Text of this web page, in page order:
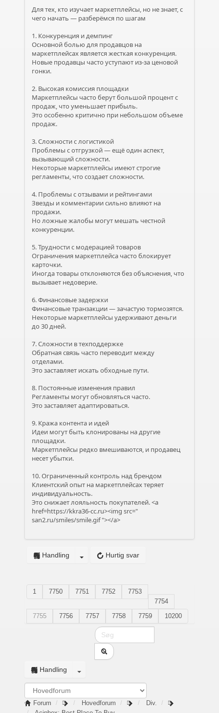
Для тех, кто изучает маркетплейсы, но не знает, с
чего начать — разберёмся по шагам
1. Конкуренция и демпинг
Основной болью для продавцов на
маркетплейсах является жесткая конкуренция.
Новые продавцы часто уступают из-за ценовой
гонки.
2. Высокая комиссия площадки
Маркетплейсы часто берут большой процент с
продаж, что уменьшает прибыль.
Это особенно критично при небольшом объеме
продаж.
3. Сложности с логистикой
Проблемы с отгрузкой — ещё один аспект,
вызывающий сложности.
Некоторые маркетплейсы имеют строгие
регламенты, что создает сложности.
4. Проблемы с отзывами и рейтингами
Звезды и комментарии сильно влияют на
продажи.
Но ложные жалобы могут мешать честной
конкуренции.
5. Трудности с модерацией товаров
Ограничения маркетплейса часто блокирует
карточки.
Иногда товары отклоняются без объяснения, что
вызывает недоверие.
6. Финансовые задержки
Финансовые транзакции — зачастую тормозятся.
Некоторые маркетплейсы удерживают деньги
до 30 дней.
7. Сложности в техподдержке
Обратная связь часто переводит между
отделами.
Это заставляет искать обходные пути.
8. Постоянные изменения правил
Регламенты могут обновляться часто.
Это заставляет адаптироваться.
9. Кража контента и идей
Идеи могут быть клонированы на другие
площадки.
Маркетплейсы редко вмешиваются, и продавец
несет убытки.
10. Ограниченный контроль над брендом
Клиентский опыт на маркетплейсах теряет
индивидуальность.
Это снижает лояльность покупателей. <a
href=https://kkra36-cc.ru><img src="
san2.ru/smiles/smile.gif"></a>
Hurtig svar
Handling
1 7750 7751 7752
7753
7754
7755
7756 7757 7758 7759 10200
Handling
Forum Hovedforum
Div.